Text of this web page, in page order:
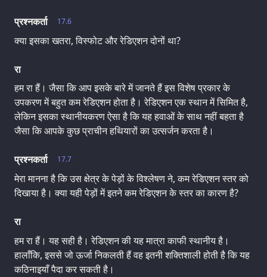
17.6
प्रश्नकर्ता
क्या इसका खतरा, विस्फोट और रेडिएशन दोनों था?
रा
हम रा हैं। जैसा कि आप इसके बारे में जानते हैं इस विशेष प्रकार के
उपकरण में बहुत कम रेडिएशन होता है। रेडिएशन एक स्थान में सिमित है,
लेकिन इसका स्थानीयकरण ऐसा है कि यह हवाओं के साथ नहीं बहता है
जैसा कि आपके कुछ प्राचीन हथियारों का उत्सर्जन करता है।
17.7
प्रश्नकर्ता
मेरा मानना है कि उस क्षेत्र के पेड़ों के विश्लेषण ने, कम रेडिएशन स्तर को
दिखाया है। क्या यही पेड़ों में इतने कम रेडिएशन के स्तर का कारण है?
रा
हम रा हैं। यह सही है। रेडिएशन की यह मात्रा काफी स्थानीय है।
हालाँकि, इससे जो ऊर्जा निकलती हैं वह इतनी शक्तिशाली होती है कि यह
कठिनाइयाँ पैदा कर सकती है।